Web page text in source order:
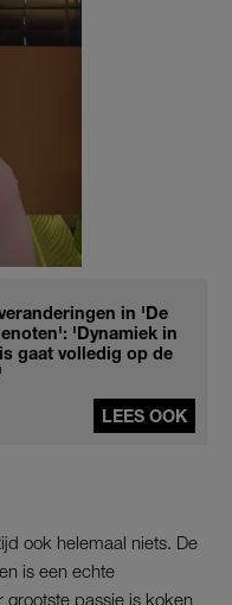
in 'De
'Dynamiek in
gaat volledig op de
LEES OOK
ook helemaal niets. De
is een echte
grootste passie is koken